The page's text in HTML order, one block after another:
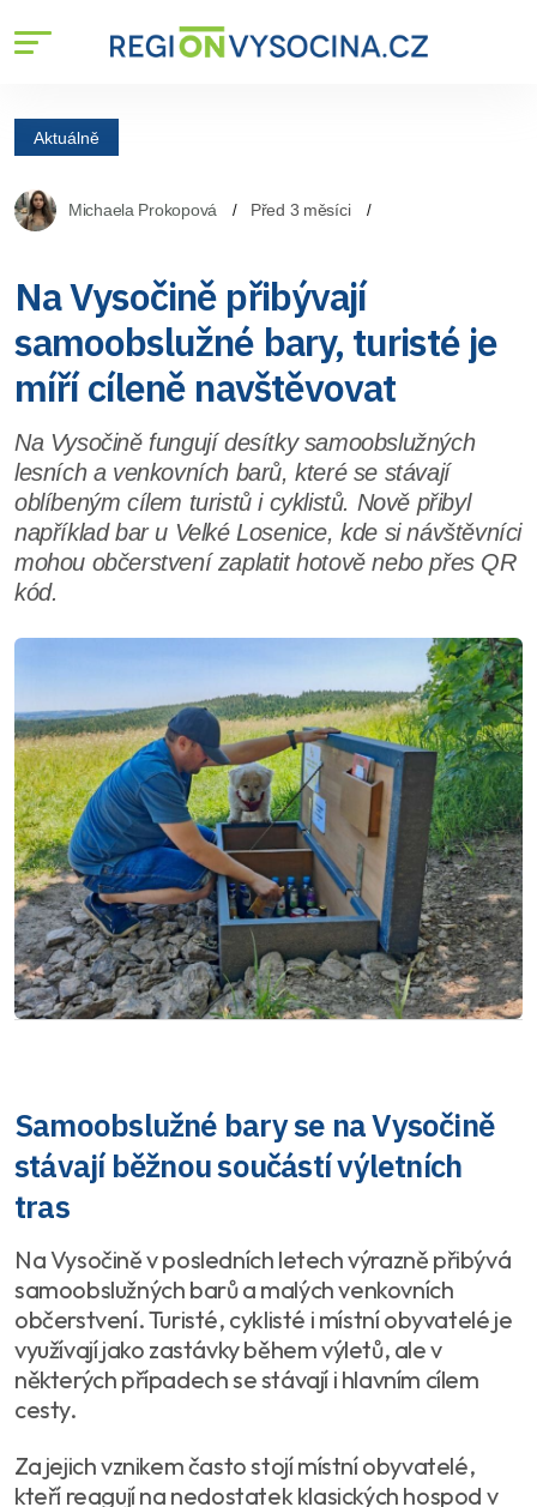
Aktuálně
Michaela Prokopová Před 3 měsíci
Na Vysočině přibývají
samoobslužné bary, turisté je
míří cíleně navštěvovat
Na Vysočině fungují desítky samoobslužných
lesních a venkovních barů, které se stávají
oblíbeným cílem turistů i cyklistů. Nově přibyl
například bar u Velké Losenice, kde si návštěvníci
mohou občerstvení zaplatit hotově nebo přes QR
kód.
Samoobslužné bary se na Vysočině
stávají běžnou součástí výletních
tras
Na Vysočině v posledních letech výrazně přibývá
samoobslužných barů a malých venkovních
občerstvení. Turisté, cyklisté i místní obyvatelé je
využívají jako zastávky během výletů, ale v
některých případech se stávají i hlavním cílem
cesty.
Za jejich vznikem často stojí místní obyvatelé,
kteří reagují na nedostatek klasických hospod v